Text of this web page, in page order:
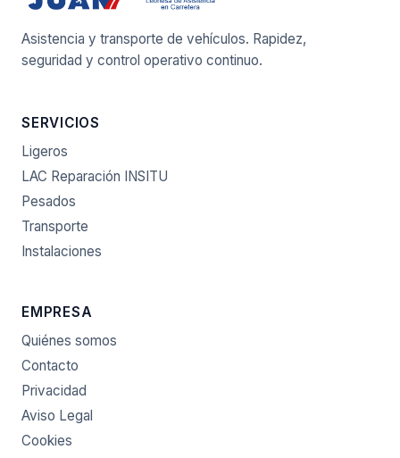
Asistencia y transporte de vehículos. Rapidez,
seguridad y control operativo continuo.
SERVICIOS
Ligeros
LAC Reparación INSITU
Pesados
Transporte
Instalaciones
EMPRESA
Quiénes somos
Contacto
Privacidad
Aviso Legal
Cookies